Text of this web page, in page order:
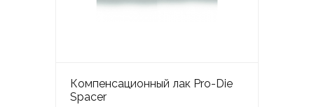
Компенсационный лак Pro-Die
Spacer